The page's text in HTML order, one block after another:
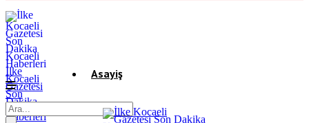
İlke
Kocaeli
Gazetesi
Son
Dakika
Kocaeli
Haberleri
Asayiş
Gündem